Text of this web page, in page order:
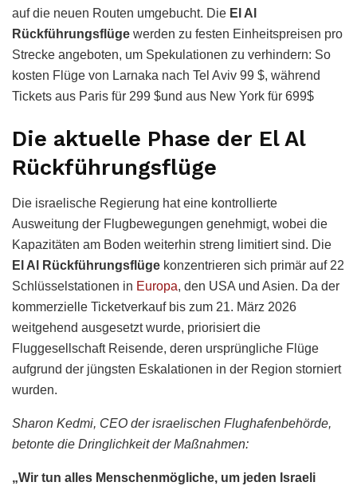
auf die neuen Routen umgebucht. Die El Al
Rückführungsflüge werden zu festen Einheitspreisen pro
Strecke angeboten, um Spekulationen zu verhindern: So
kosten Flüge von Larnaka nach Tel Aviv 99 $, während
Tickets aus Paris für 299 $und aus New York für 699$
Die aktuelle Phase der El Al
Rückführungsflüge
Die israelische Regierung hat eine kontrollierte
Ausweitung der Flugbewegungen genehmigt, wobei die
Kapazitäten am Boden weiterhin streng limitiert sind. Die
El Al Rückführungsflüge konzentrieren sich primär auf 22
Schlüsselstationen in Europa, den USA und Asien. Da der
kommerzielle Ticketverkauf bis zum 21. März 2026
weitgehend ausgesetzt wurde, priorisiert die
Fluggesellschaft Reisende, deren ursprüngliche Flüge
aufgrund der jüngsten Eskalationen in der Region storniert
wurden.
Sharon Kedmi, CEO der israelischen Flughafenbehörde,
betonte die Dringlichkeit der Maßnahmen:
„Wir tun alles Menschenmögliche, um jeden Israeli